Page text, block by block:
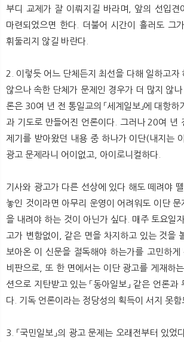
부디 교제가 잘 이뤄지길 바라며, 앞의 선입견
마련되었으면 한다. 더불어 시간이 흘러도 그
휘둘리지 않길 바란다.
2. 이렇듯 어느 단체든지 최선을 다해 일하고자
않으나 속한 단체가 문제인 경우가 더 많지 않
론은 30여 년 전 통일교의 「세계일보」에 대항
과 기도로 만들어진 언론이다. 그러나 20여 년
제기를 받아왔던 내용 중 하나가 이단(내지는
광고 문제라니 어이없고, 아이로니컬하다.
기사와 광고가 다른 선상에 있다 해도 떼려야
놓인 것이라면 아무리 운영이 어려워도 이단
을 내려야 하는 것이 아닌가 싶다. 매주 토요일
고가 변함없이, 같은 면을 차지하고 있는 것을
보아온 이 신문을 절독해야 하는가를 고민하
비판으로, 또 한 면에서는 이단 광고를 게재하
션으로 지탄받고 있는 「동아일보」 같은 언론
다. 기독 언론이라는 정당성의 획득이 서지 못함
3. 「국민일보」의 광고 문제는 오래전부터 있